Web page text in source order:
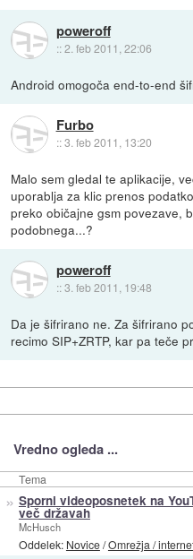
poweroff
::2. feb 2011, 22:06
Android omogoča end-to-end
Furbo
::3. feb 2011, 13:20
Malo sem gledal te aplikacije,
uporablja za klic prenos
preko običajne gsm povezave,
podobnega...?
poweroff
::3. feb 2011, 19:48
Da je šifrirano ne. Za šifrirano
recimo SIP+ZRTP, kar pa teče
Vredno ogleda ...
Tema
» Sporni videoposnetek na
več državah
McHusch
Oddelek: Novice/Omrežja /